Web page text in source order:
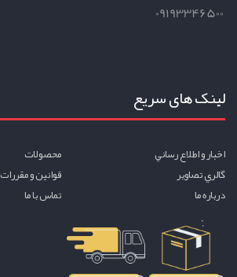
09193346500
لینک های سریع
اخبار و اطلاع رساني
محصولات
گالري تصاوير
قوانين و مقررات
درباره ما
تماس با ما